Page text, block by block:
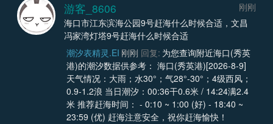
游客_8606
刚刚
海口市江东滨海公园9号赶海什么时候合适，文昌
冯家湾灯塔9号赶海什么时候合适
潮汐表精灵.EI 刚刚 回复: 为您查询附近海口(秀英
港)的潮汐数据供参考： 海口(秀英港)[2026-8-9]
天气情况：大雨；水30°；气28°-30°；4级西风；
0.9-1.2浪 当日潮汐：00:36干0.6米 / 14:24满2.4
米 推荐赶海时间： - 0:10 ~ 1:00 (好) - 18:40 ~
23:59 (优) 赶海注意安全，祝你赶海愉快！